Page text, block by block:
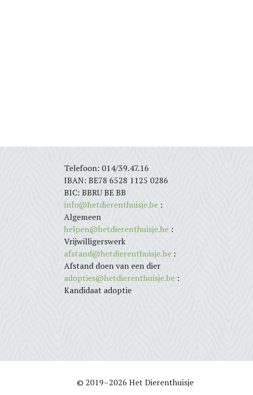
Telefoon: 014/39.47.16
IBAN: BE78 6528 1125 0286
BIC: BBRU BE BB
info@hetdierenthuisje.be :
Algemeen
helpen@hetdierenthuisje.be :
Vrijwilligerswerk
afstand@hetdierenthuisje.be :
Afstand doen van een dier
adopties@hetdierenthuisje.be :
Kandidaat adoptie
© 2019–2026 Het Dierenthuisje